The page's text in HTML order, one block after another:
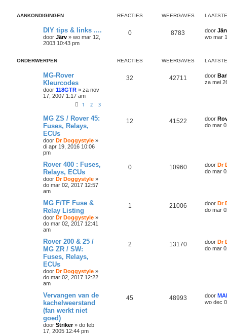
AANKONDIGINGEN REACTIES WEERGAVES
DIY tips & links ....
door Järv » wo mar 12,
2003 10:43 pm
0 8783 door
wo mar
ONDERWERPEN REACTIES WEERGAVES
MG-Rover
Kleurcodes
door 118GTR » za nov
17, 2007 1:17 am
1 2 3
32 42711 door
za mei
MG ZS / Rover 45:
Fuses, Relays,
ECUs
door Dr Doggystyle »
di apr 19, 2016 10:06
pm
12 41522 door
do mar
Rover 400 : Fuses,
Relays, ECUs
door Dr Doggystyle »
do mar 02, 2017 12:57
am
0 10960 door Dr
do mar
MG F/TF Fuse &
Relay Listing
door Dr Doggystyle »
do mar 02, 2017 12:41
am
1 21006 door Dr
do mar
Rover 200 & 25 /
MG ZR / SW:
Fuses, Relays,
ECUs
door Dr Doggystyle »
do mar 02, 2017 12:22
am
2 13170 door Dr
do mar
Vervangen van de
kachelweerstand
(fan werkt niet
goed)
door Striker» do feb
17, 2005 12:44 pm
45 48993 door
wo dec